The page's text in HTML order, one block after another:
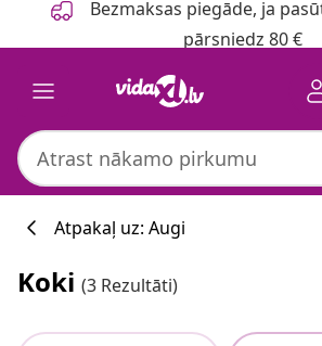
Bezmaksas piegāde, ja
pārsniedz 80 €
Atpakaļ uz: Augi
Koki (3 Rezultāti)